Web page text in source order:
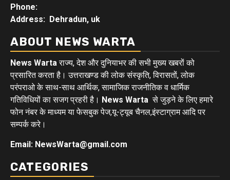
Phone:
Address: Dehradun, uk
ABOUT NEWS WARTA
News Wartaराज्य, देश और दुनियाभर की सभी मुख्य खबरों को
प्रसारित करता है। उत्तराखण्ड की लोक संस्कृति, विरासतों, लोक
परंपराओ के साथ-साथ आर्थिक, सामाजिक राजनीतिक व धार्मिक
गतिविधियों का सजग प्रहरी है। News Warta से जुड़ने के लिए हमारे
फोन नंबर के माध्यम या फेसबुक पेज,यू-ट्यूब चैनल,इंस्टाग्राम आदि पर
सम्पर्क करे।
Email: NewsWarta@gmail.com
CATEGORIES